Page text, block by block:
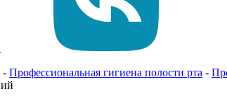
- Профессиональная гигиена полости рта -